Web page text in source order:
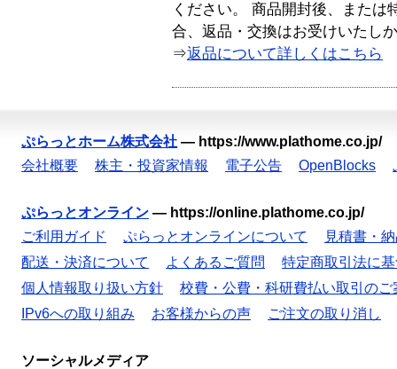
ください。 商品開封後、または
合、返品・交換はお受けいたし
⇒返品について詳しくはこちら
ぷらっとホーム株式会社 — https://www.plathome.co.jp/
会社概要
株主・投資家情報 電子公告 OpenBlocks
ぷらっとオンライン — https://online.plathome.co.jp/
ご利用ガイド
ぷらっとオンラインについて
見積書・
配送・決済について
よくあるご質問
特定商取引法に
個人情報取り扱い方針
校費・公費・科研費払い取引のご
IPv6への取り組み
お客様からの声 ご注文の取り消し
ソーシャルメディア